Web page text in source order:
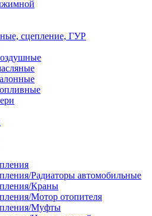
сцепление, ГУР
Радиаторы автомобильные
Краны
Мотор отопителя
Муфты